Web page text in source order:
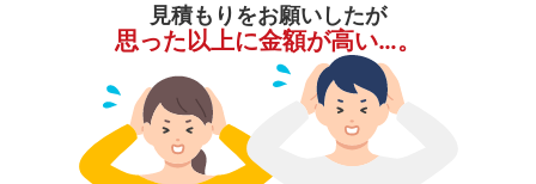
見積もりをお願いしたが
思った以上に金額が高い…。